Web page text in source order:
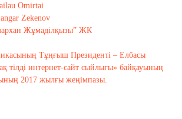
Тағы оқу
Omirtai
Zekenov
Жұмаділқызы” ЖК
Тұңғыш Президенті – Елбасы
тілді интернет-сайт сыйлығы» байқауының
2017 жылғы жеңімпазы.